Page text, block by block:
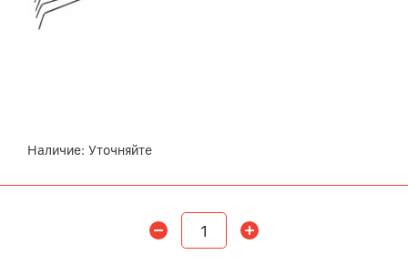
Наличие: Уточняйте